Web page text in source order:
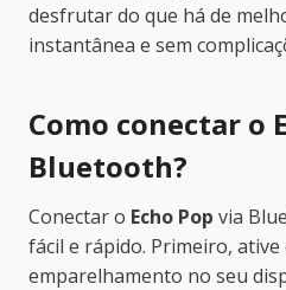
desfrutar do que há de
instantânea e sem
Como conectar o
Bluetooth?
Conectar o Echo Pop via
fácil e rápido. Primeiro, ative
emparelhamento no seu